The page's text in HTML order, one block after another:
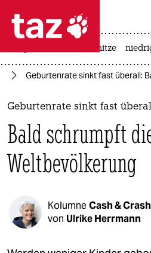
 taz zahl ich
taz zahl ich
themen
politik
öko
kultur
hitze
Geburtenrate sinkt fast überall:
Geburtenrate sinkt fast
Bald schrumpft
Weltbevölkerung
KolumneCash & Crash
von Ulrike Herrmann